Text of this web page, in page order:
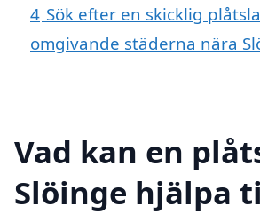
4 Sök efter en skicklig
omgivande städerna nära
Vad kan en
Slöinge hjälpa